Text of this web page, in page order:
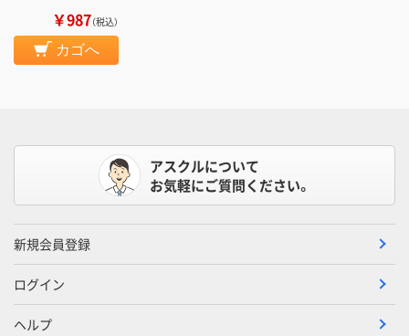
￥987（税込）
カゴへ
アスクルについて
お気軽にご質問ください。
新規会員登録
ログイン
ヘルプ